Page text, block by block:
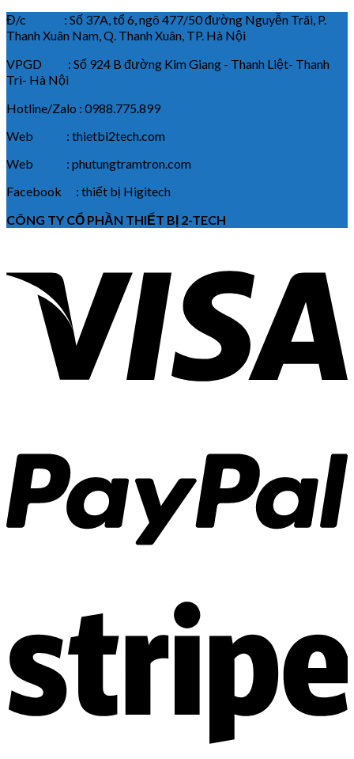
Đ/c : Số 37A, tổ 6, ngõ 477/50 đường Nguyễn Trãi, P.
Thanh Xuân Nam, Q. Thanh Xuân, TP. Hà Nội
VPGD : Số 924 B đường Kim Giang - Thanh Liệt- Thanh
Trì- Hà Nội
Hotline/Zalo : 0988.775.899
Web : thietbi2tech.com
Web : phutungtramtron.com
Facebook : thiết bị Higitech
CÔNG TY CỔ PHẦN THIẾT BỊ 2-TECH